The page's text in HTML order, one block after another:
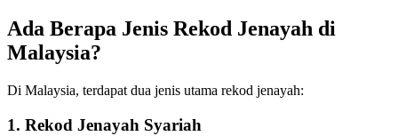
Ada Berapa Jenis Rekod Jenayah di
Malaysia?
Di Malaysia, terdapat dua jenis utama rekod jenayah:
1. Rekod Jenayah Syariah